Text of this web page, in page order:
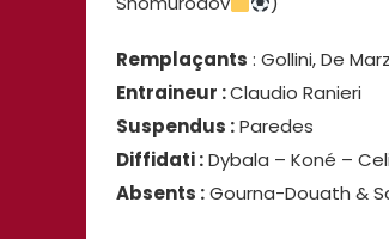
Remplaçants : Gollini, De
Entraineur :Claudio Ranieri
Suspendus :Paredes
Diffidati :Dybala – Koné –
Absents :Gourna-Douath &